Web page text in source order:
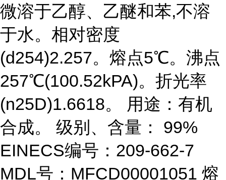
微溶于乙醇、乙醚和苯,不溶
于水。相对密度
(d254)2.257。熔点5℃。沸点
257℃(100.52kPA)。折光率
(n25D)1.6618。 用途：有机
合成。 级别、含量： 99%
EINECS编号：209-662-7
MDL号：MFCD00001051 熔